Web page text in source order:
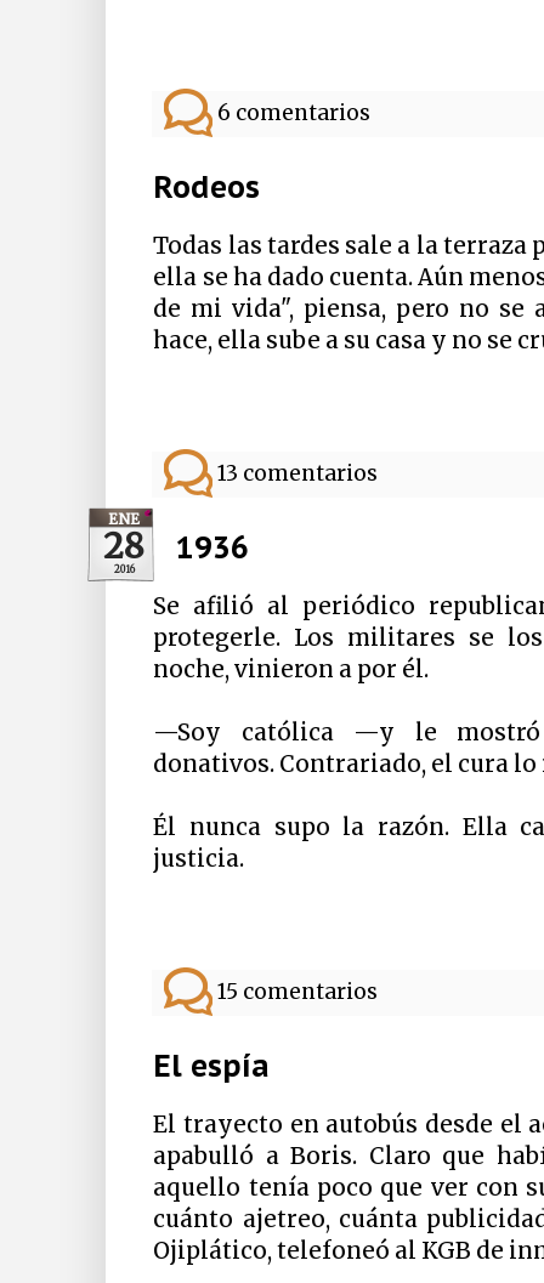
6 comentarios
Rodeos
Todas las tardes sale a la terraza
ella se ha dado cuenta. Aún
de mi vida", piensa, pero no se
hace, ella sube a su casa y no se
13 comentarios
ENE
28
2016
1936
Se afilió al periódico
protegerle. Los militares se
noche, vinieron a por él.
—Soy católica —y le
donativos. Contrariado, el cura lo
Él nunca supo la razón. Ella
justicia.
15 comentarios
El espía
El trayecto en autobús desde el
apabulló a Boris. Claro que
aquello tenía poco que ver con
cuánto ajetreo, cuánta
Ojiplático, telefoneó al KGB de